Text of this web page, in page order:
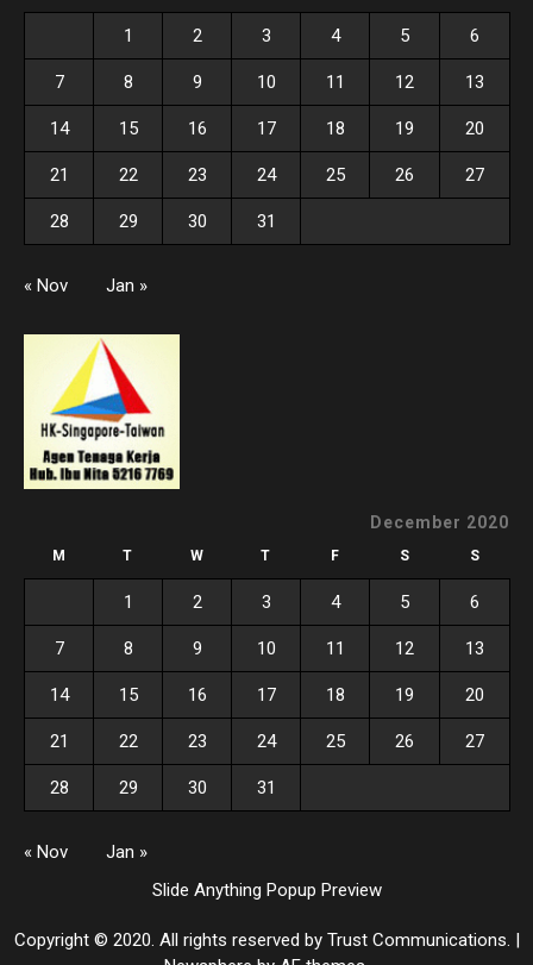
1 2 3 4 5 6
7 8 9 10 11 12 13
14 15 16 17 18 19 20
21 22 23 24 25 26 27
28 29 30 31
« Nov Jan »
December 2020
M T W T F S S
1 2 3 4 5 6
7 8 9 10 11 12 13
14 15 16 17 18 19 20
21 22 23 24 25 26 27
28 29 30 31
« Nov
Jan »
Slide Anything Popup Preview
Copyright © 2020. All rights reserved by Trust Communications. |